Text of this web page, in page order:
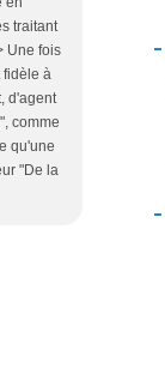
traitant
Une fois
fidèle à
d'agent
comme
qu'une
"De la